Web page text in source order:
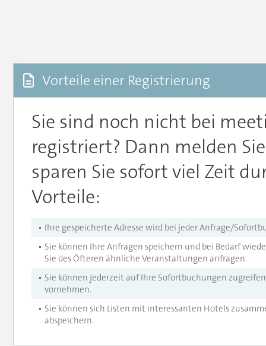
Vorteile einer Registrierung
Sie sind noch nicht bei
registriert? Dann melden
sparen Sie sofort viel Zeit
Vorteile:
Ihre gespeicherte Adresse wird bei jeder Anfrage/
Sie können Ihre Anfragen speichern und bei Bedarf
Sie des Öfteren ähnliche Veranstaltungen anfragen.
Sie können jederzeit auf Ihre Sofortbuchungen
vornehmen.
Sie können sich Listen mit interessanten Hotels
abspeichern.